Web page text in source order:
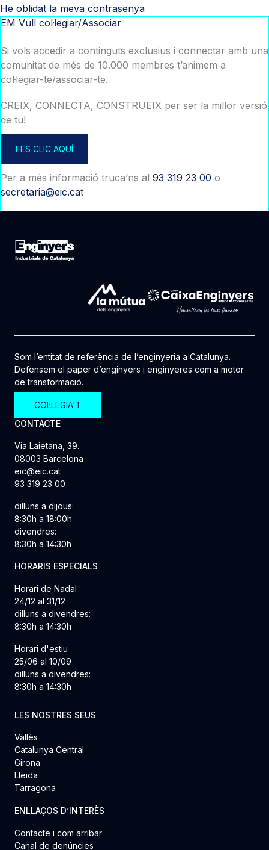
He oblidat la meva contrasenya
EM Vull col·legiar/Associar
Si vols accedir a continguts exclusius i connectar amb una
comunitat de més de 10.000 membres t’animem a
col·legiar-te/associar-te.
CREIX, CONNECTA, CONSTRUEIX per ser la millor versió
de tu!
FES CLIC AQUÍ
Per a més informació truca’ns al 93 319 23 00 o
secretaria@eic.cat
Som l’entitat de referència de l’enginyeria a Catalunya.
Defensem el paper d’enginyers i enginyeres com a motor
de transformació.
COL·LEGIA'T
CONTACTE
Via Laietana, 39.
08003 Barcelona
eic@eic.cat
93 319 23 00
dilluns a dijous:
8:30h a 18:00h
divendres:
8:30h a 14:30h
HORARIS ESPECIALS
Horari de Nadal
24/12 al 31/12
dilluns a divendres:
8:30h a 14:30h
Horari d'estiu
25/06 al 10/09
dilluns a divendres:
8:30h a 14:30h
LES NOSTRES SEUS
Vallès
Catalunya Central
Girona
Lleida
Tarragona
ENLLAÇOS D’INTERÈS
Contacte i com arribar
Canal de denúncies